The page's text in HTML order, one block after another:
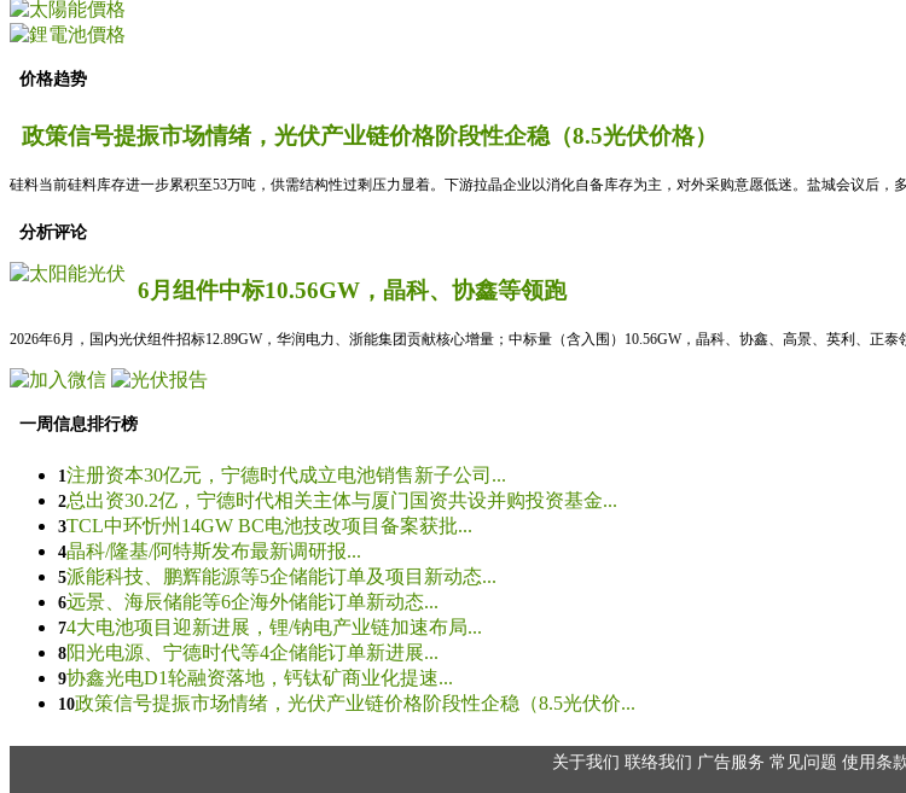
价格趋势
政策信号提振市场情绪，光伏产业链价格阶段性企稳（8.5光伏价格）
硅料当前硅料库存进一步累积至53万吨，供需结构性过剩压力显着。下游拉晶企业以消化自备库存为主，对外采购意愿低迷。盐城会议后，
分析评论
6月组件中标10.56GW，晶科、协鑫等领跑
2026年6月，国内光伏组件招标12.89GW，华润电力、浙能集团贡献核心增量；中标量（含入围）10.56GW，晶科、协鑫、高景、英利、正泰
一周信息排行榜
1注册资本30亿元，宁德时代成立电池销售新子公司...
2总出资30.2亿，宁德时代相关主体与厦门国资共设并购投资基金...
3TCL中环忻州14GW BC电池技改项目备案获批...
4晶科/隆基/阿特斯发布最新调研报...
5派能科技、鹏辉能源等5企储能订单及项目新动态...
6远景、海辰储能等6企海外储能订单新动态...
74大电池项目迎新进展，锂/钠电产业链加速布局...
8阳光电源、宁德时代等4企储能订单新进展...
9协鑫光电D1轮融资落地，钙钛矿商业化提速...
10政策信号提振市场情绪，光伏产业链价格阶段性企稳（8.5光伏价...
关于我们 联络我们 广告服务 常见问题 使用条